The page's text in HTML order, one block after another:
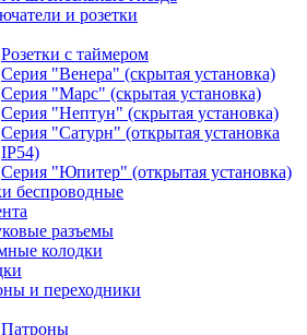
и розетки
Розетки с таймером
Серия "Венера" (скрытая установка)
Серия "Марс" (скрытая установка)
Серия "Нептун" (скрытая установка)
Серия "Сатурн" (открытая установка
IP54)
Серия "Юпитер" (открытая установка)
беспроводные
разъемы
колодки
и переходники
Патроны